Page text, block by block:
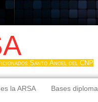
Santo Ángel del CNP
la ARSA Bases diploma